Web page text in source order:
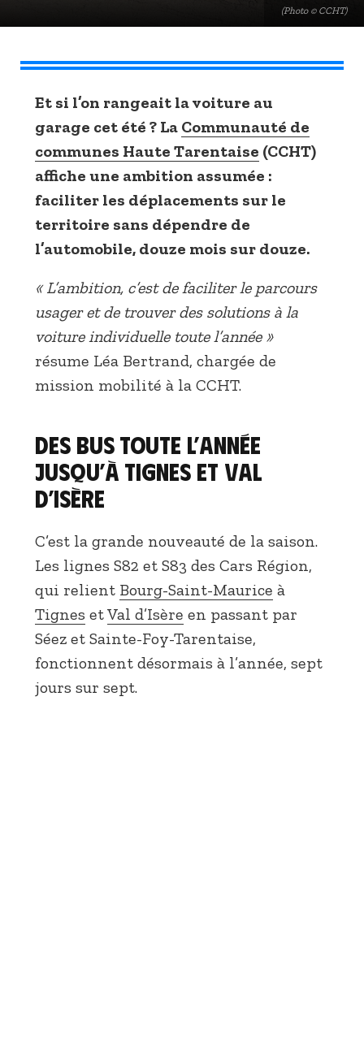
(Photo © CCHT)
Et si l’on rangeait la voiture au
garage cet été ? La Communauté de
communes Haute Tarentaise (CCHT)
affiche une ambition assumée :
faciliter les déplacements sur le
territoire sans dépendre de
l’automobile, douze mois sur douze.
« L’ambition, c’est de faciliter le parcours
usager et de trouver des solutions à la
voiture individuelle toute l’année »
résume Léa Bertrand, chargée de
mission mobilité à la CCHT.
Des bus toute l’année
jusqu’à Tignes et Val
d’Isère
C’est la grande nouveauté de la saison.
Les lignes S82 et S83 des Cars Région,
qui relient Bourg-Saint-Maurice à
Tignes etVal d’Isère en passant par
Séez et Sainte-Foy-Tarentaise,
fonctionnent désormais à l’année, sept
jours sur sept.